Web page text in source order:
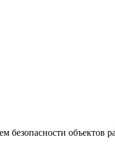
объектов